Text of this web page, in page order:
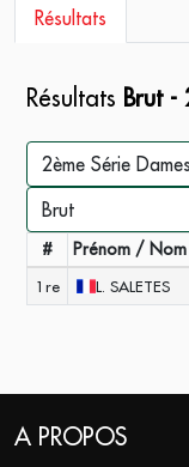
Résultats
Résultats Brut -
# Prénom / Nom
1re L. SALETES
A PROPOS